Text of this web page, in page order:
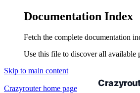
Documentation Index
Fetch the complete documentation
Use this file to discover all available
Skip to main content
Crazyrouterhome page